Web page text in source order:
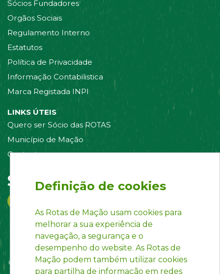
Sócios Fundadores
Orgãos Sociais
Regulamento Interno
Estatutos
Política de Privacidade
Informação Contabilistica
Marca Registada INPI
LINKS ÚTEIS
Quero ser Sócio das ROTAS
Município de Mação
Contacte-nos
Siga-nos em:
Definição de cookies
As Rotas de Mação usam cookies para
melhorar a sua experiência de
navegação, a segurança e o
desempenho do website. As Rotas de
Mação podem também utilizar cookies
para partilha de informação em redes